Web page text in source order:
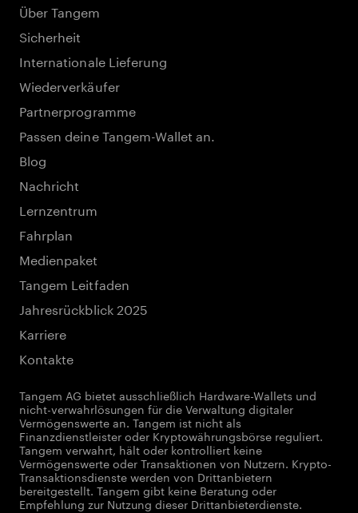
Über Tangem
Sicherheit
Internationale Lieferung
Wiederverkäufer
Partnerprogramme
Passen deine Tangem-Wallet an.
Blog
Nachricht
Lernzentrum
Fahrplan
Medienpaket
Tangem Leitfaden
Jahresrückblick 2025
Karriere
Kontakte
Tangem AG bietet ausschließlich Hardware-Wallets und
nicht-verwahrlösungen für die Verwaltung digitaler
Vermögenswerte an. Tangem ist nicht als
Finanzdienstleister oder Kryptowährungsbörse reguliert.
Tangem verwahrt, hält oder kontrolliert keine
Vermögenswerte oder Transaktionen von Nutzern. Krypto-
Transaktionsdienste werden von Drittanbietern
bereitgestellt. Tangem gibt keine Beratung oder
Empfehlung zur Nutzung dieser Drittanbieterdienste.